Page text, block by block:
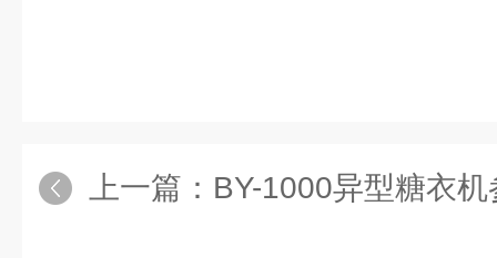
上一篇： BY-1000异型糖衣机